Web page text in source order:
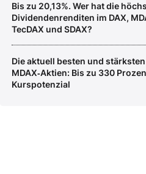
Bis zu 20,13%. Wer hat die
Dividendenrenditen im DAX,
TecDAX und SDAX?
Die aktuell besten und stärksten
MDAX‑Aktien: Bis zu 330
Kurspotenzial